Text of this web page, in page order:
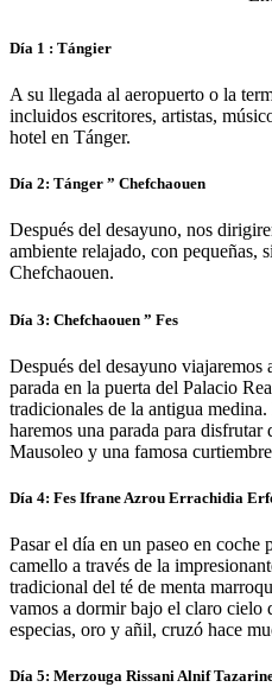
Día 1 : Tángier
A su llegada al aeropuerto o la
incluidos escritores, artistas,
hotel en Tánger.
Día 2: Tánger ” Chefchaouen
Después del desayuno, nos
ambiente relajado, con pequeñas,
Chefchaouen.
Día 3: Chefchaouen ” Fes
Después del desayuno
parada en la puerta del Palacio
tradicionales de la antigua
haremos una parada para
Mausoleo y una famosa
Día 4: Fes Ifrane Azrou Errachidia
Pasar el día en un paseo en
camello a través de la
tradicional del té de menta
vamos a dormir bajo el claro cielo
especias, oro y añil, cruzó hace
Día 5: Merzouga Rissani Alnif